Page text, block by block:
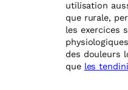
utilisation
que rurale,
les exercices
des douleurs
que les